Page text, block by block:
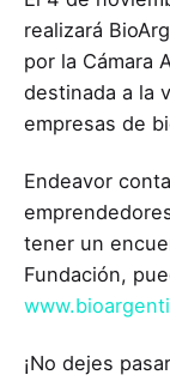
realizará
por la Cámara
destinada a la
empresas de
Endeavor
tener un
Fundación,
¡No dejes